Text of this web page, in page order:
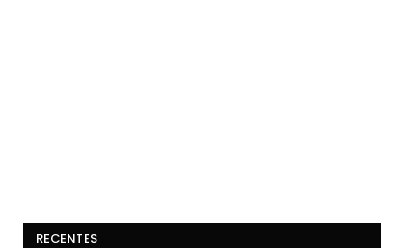
RECENTES